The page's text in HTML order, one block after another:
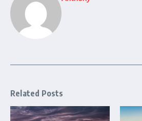
Related Posts